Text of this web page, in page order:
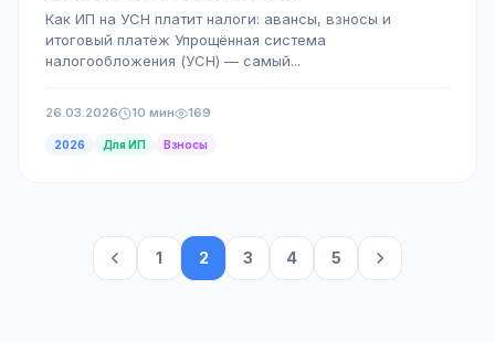
Как ИП на УСН платит налоги: авансы, взносы и
итоговый платёж Упрощённая система
налогообложения (УСН) — самый...
26.03.2026 10 мин 169
2026 Для ИП Взносы
1 2 3 4 5